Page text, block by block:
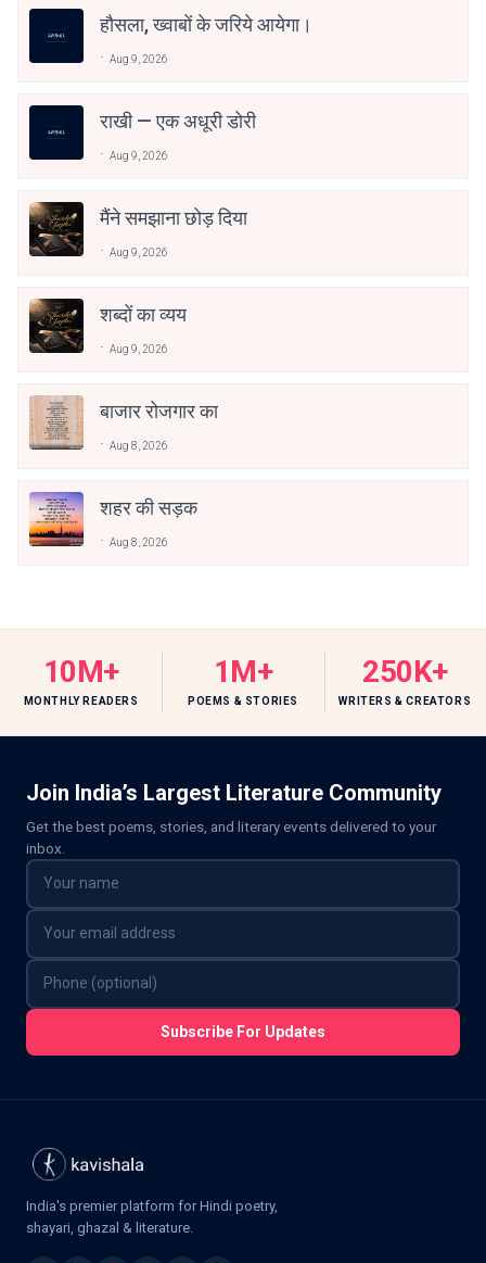
हौसला, ख्वाबों के जरिये आयेगा।
Aug 9, 2026
राखी — एक अधूरी डोरी
Aug 9, 2026
मैंने समझाना छोड़ दिया
Aug 9, 2026
शब्दों का व्यय
Aug 9, 2026
बाजार रोजगार का
Aug 8, 2026
शहर की सड़क
Aug 8, 2026
10M+
MONTHLY READERS
1M+
POEMS & STORIES
250K+
WRITERS & CREATORS
Join India’s Largest Literature Community
Get the best poems, stories, and literary events delivered to your
inbox.
Subscribe For Updates
India's premier platform for Hindi poetry,
shayari, ghazal & literature.